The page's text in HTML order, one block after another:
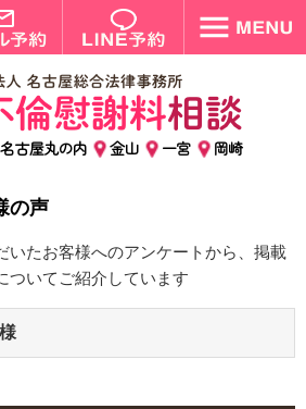
名古屋丸の内 金山 一宮 岡崎
の声
いたお客様へのアンケートから、掲載
ついてご紹介しています